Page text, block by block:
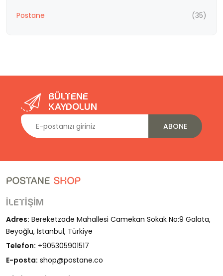
Postane (35)
Bültene
kaydolun
ABONE
İletişim
Adres: Bereketzade Mahallesi Camekan Sokak No:9 Galata,
Beyoğlu, İstanbul, Türkiye
Telefon: +905305901517
E-posta: shop@postane.co